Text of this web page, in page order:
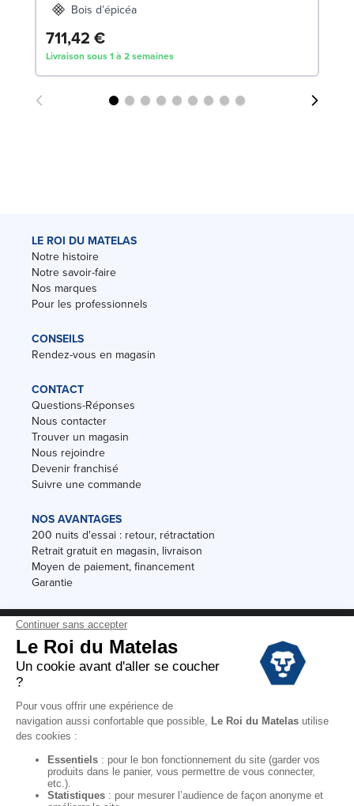
Bois d’épicéa
711,42 €
Livraison sous 1 à 2 semaines
LE ROI DU MATELAS
Notre histoire
Notre savoir-faire
Nos marques
Pour les professionnels
CONSEILS
Rendez-vous en magasin
CONTACT
Questions-Réponses
Nous contacter
Trouver un magasin
Nous rejoindre
Devenir franchisé
Suivre une commande
NOS AVANTAGES
200 nuits d'essai : retour, rétractation
Retrait gratuit en magasin, livraison
Moyen de paiement, financement
Garantie
Conditions des offres
Black Friday
Destockage
Conditions Générales de vente magasin
Mentions Légales
Données personnelles
Codes promo Le Roi du Matelas